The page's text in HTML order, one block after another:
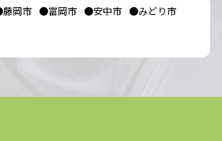
岡市 ●富岡市 ●安中市 ●みどり市